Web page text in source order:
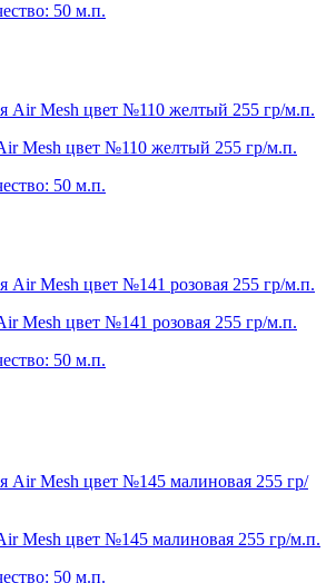
50 м.п.
Mesh цвет №110 желтый 255 гр/м.п.
50 м.п.
Mesh цвет №141 розовая 255 гр/м.п.
50 м.п.
Mesh цвет №145 малиновая 255 гр/м.п.
50 м.п.